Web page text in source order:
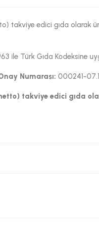
takviye edici gıda olarak
ile Türk Gıda Kodeksine
Numarası: 000241-
takviye edici gıda